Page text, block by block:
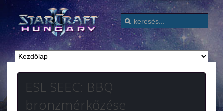
ESL SEEC: BBQ
bronzmérkőzése